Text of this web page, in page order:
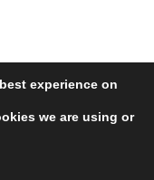
experience on
we are using or